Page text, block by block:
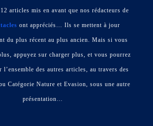
articles mis en avant que nos rédacteurs de
ont appréciés… Ils se mettent à jour
du plus récent au plus ancien. Mais si vous
appuyez sur charger plus, et vous pourrez
des autres articles, au travers des
Catégorie Nature et Evasion, sous une autre
présentation…